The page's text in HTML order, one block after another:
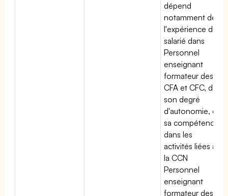
dépend
notamment de
l'expérience du
salarié dans
Personnel
enseignant
formateur des
CFA et CFC, de
son degré
d'autonomie, de
sa compétence
dans les
activités liées à
la CCN
Personnel
enseignant
formateur des